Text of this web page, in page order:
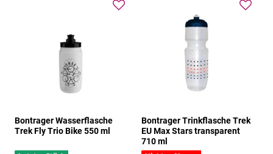
Bontrager Wasserflasche
Trek Fly Trio Bike 550 ml
Bontrager Trinkflasche Trek
EU Max Stars transparent
710 ml